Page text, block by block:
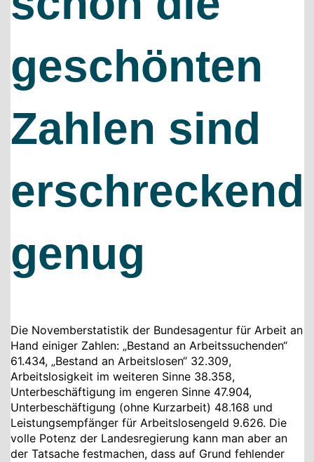
geschönten
Zahlen sind
erschreckend
genug
Die Novemberstatistik der Bundesagentur für Arbeit an
Hand einiger Zahlen: „Bestand an Arbeitssuchenden“
61.434, „Bestand an Arbeitslosen“ 32.309,
Arbeitslosigkeit im weiteren Sinne 38.358,
Unterbeschäftigung im engeren Sinne 47.904,
Unterbeschäftigung (ohne Kurzarbeit) 48.168 und
Leistungsempfänger für Arbeitslosengeld 9.626. Die
volle Potenz der Landesregierung kann man aber an
der Tatsache festmachen, dass auf Grund fehlender